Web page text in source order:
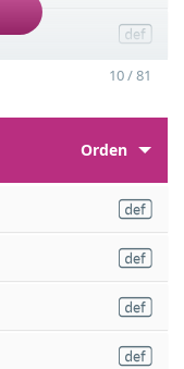
10 / 81
Orden